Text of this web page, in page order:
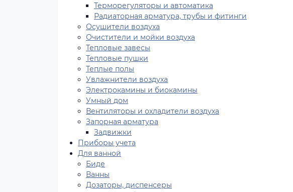
Терморегуляторы и автоматика
Радиаторная арматура, трубы и фитинги
Осушители воздуха
Очистители и мойки воздуха
Тепловые завесы
Тепловые пушки
Теплые полы
Увлажнители воздуха
Электрокамины и биокамины
Умный дом
Вентиляторы и охладители воздуха
Запорная арматура
Задвижки
Приборы учета
Для ванной
Биде
Ванны
Дозаторы, диспенсеры